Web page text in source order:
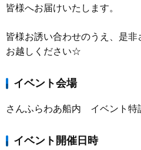
皆様へお届けいたします。
皆様お誘い合わせのうえ、是
お越しください☆
イベント会場
さんふらわあ船内 イベント特
イベント開催日時